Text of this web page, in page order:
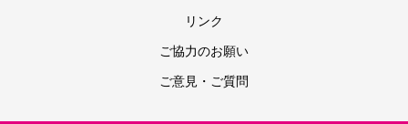
リンク
ご協力のお願い
ご意見・ご質問